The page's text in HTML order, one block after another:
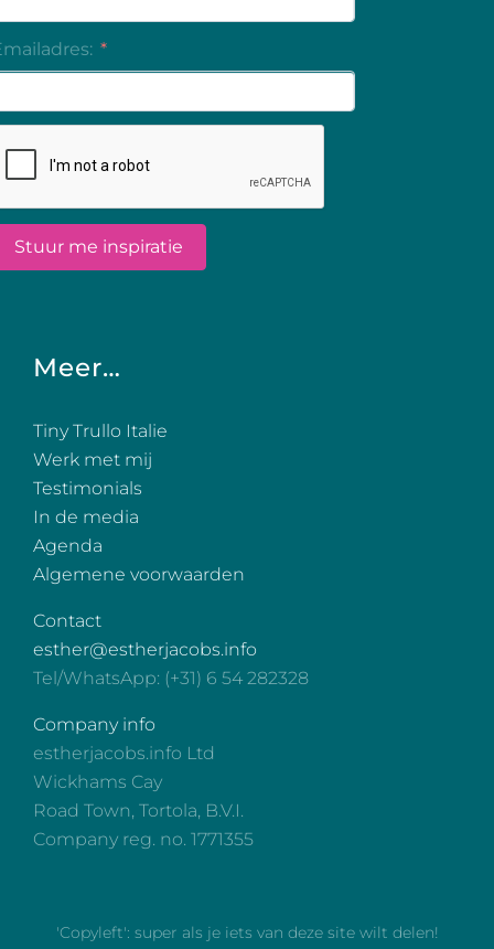
Meer…
Tiny Trullo Italie
Werk met mij
Testimonials
In de media
Agenda
Algemene voorwaarden
Contact
esther@estherjacobs.info
Tel/WhatsApp: (+31) 6 54 282328
Company info
estherjacobs.info Ltd
Wickhams Cay
Road Town, Tortola, B.V.I.
Company reg. no. 1771355
'Copyleft': super als je iets van deze site wilt delen!